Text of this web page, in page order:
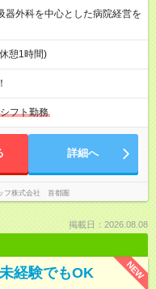
器外科を中心とした病院経営を
憩1時間)
シフト勤務
詳細へ
フ株式会社 首都圏
掲載日：2026.08.08
NEW
経験でもOK